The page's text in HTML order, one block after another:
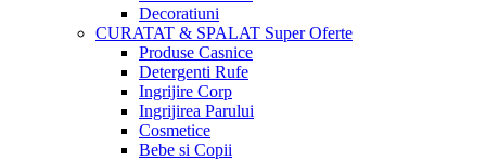
Decoratiuni
CURATAT & SPALAT Super Oferte
Produse Casnice
Detergenti Rufe
Ingrijire Corp
Ingrijirea Parului
Cosmetice
Bebe si Copii